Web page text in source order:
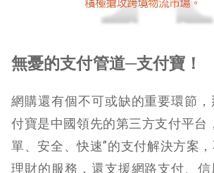
無憂的支付管道─支付寶！
網購還有個不可或缺的重要環節
付寶是中國領先的第三方支付平台
單、安全、快速”的支付解決方案
理財的服務，還支援網路支付、